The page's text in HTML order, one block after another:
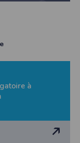
: 1500
: 3000
pour les
6 juillet !
organisation
à